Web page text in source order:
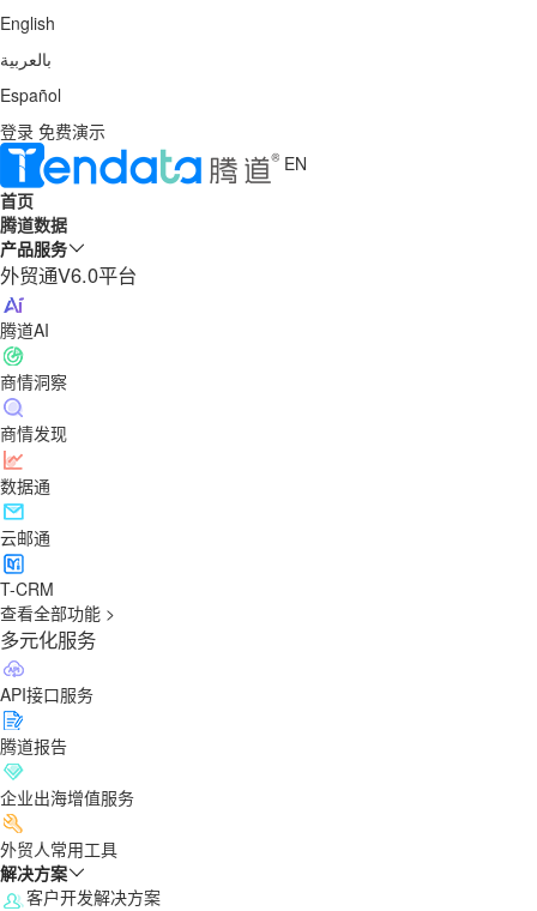
English
بالعربية
Español
登录 免费演示
EN
首页
腾道数据
产品服务
外贸通V6.0平台
腾道AI
商情洞察
商情发现
数据通
云邮通
T-CRM
查看全部功能 >
多元化服务
API接口服务
腾道报告
企业出海增值服务
外贸人常用工具
解决方案
客户开发解决方案